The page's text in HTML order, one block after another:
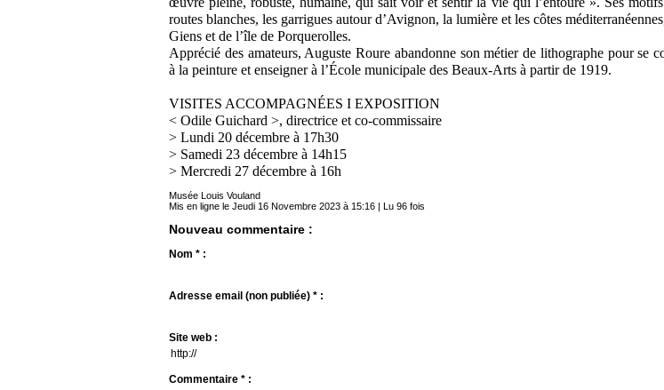
routes blanches, les garrigues autour d’Avignon, la lumière et les côtes
Giens et de l’île de Porquerolles.
Apprécié des amateurs, Auguste Roure abandonne son métier de lithographe pour se
à la peinture et enseigner à l’École municipale des Beaux-Arts à partir de 1919.
VISITES ACCOMPAGNÉES I EXPOSITION
< Odile Guichard >, directrice et co-commissaire
> Lundi 20 décembre à 17h30
> Samedi 23 décembre à 14h15
> Mercredi 27 décembre à 16h
Musée Louis Vouland
Mis en ligne le Jeudi 16 Novembre 2023 à 15:16 | Lu 96 fois
Nouveau commentaire :
Nom * :
Adresse email (non publiée) * :
Site web :
Commentaire * :